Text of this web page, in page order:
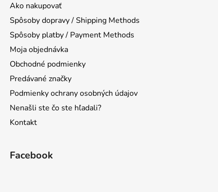
Ako nakupovať
Spôsoby dopravy / Shipping Methods
Spôsoby platby / Payment Methods
Moja objednávka
Obchodné podmienky
Predávané značky
Podmienky ochrany osobných údajov
Nenašli ste čo ste hľadali?
Kontakt
Facebook